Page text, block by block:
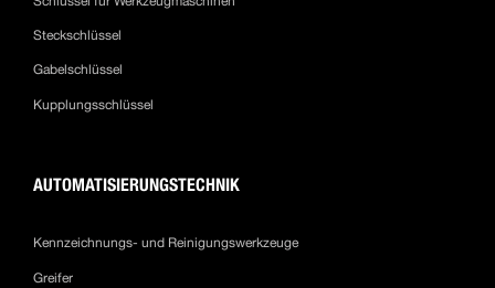
Steckschlüssel
Gabelschlüssel
Kupplungsschlüssel
AUTOMATISIERUNGSTECHNIK
Kennzeichnungs- und Reinigungswerkzeuge
Greifer